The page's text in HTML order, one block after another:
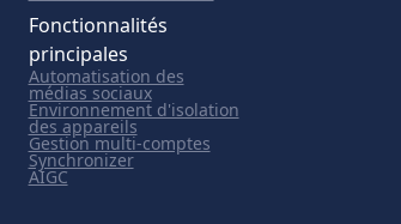
Fonctionnalités
principales
Automatisation des
médias sociaux
Environnement d'isolation
des appareils
Gestion multi-comptes
Synchronizer
AIGC